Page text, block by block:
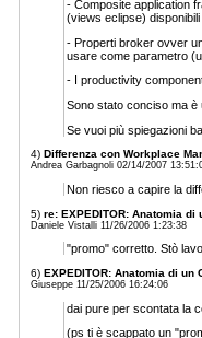
- Composite application
(views eclipse) disponibili
- Properti broker ovver
usare come parametro
- I productivity
Sono stato conciso ma è
Se vuoi più spiegazioni
4) Differenza con Workplace
Andrea Garbagnoli 02/14/2007
Non riesco a capire la
5) re: EXPEDITOR: Anatomia di
Daniele Vistalli 11/26/2006 1:23:38
"promo" corretto. Stò
6) EXPEDITOR: Anatomia di un
Giuseppe 11/25/2006 16:24:06
dai pure per scontata la
(ps ti è scappato un